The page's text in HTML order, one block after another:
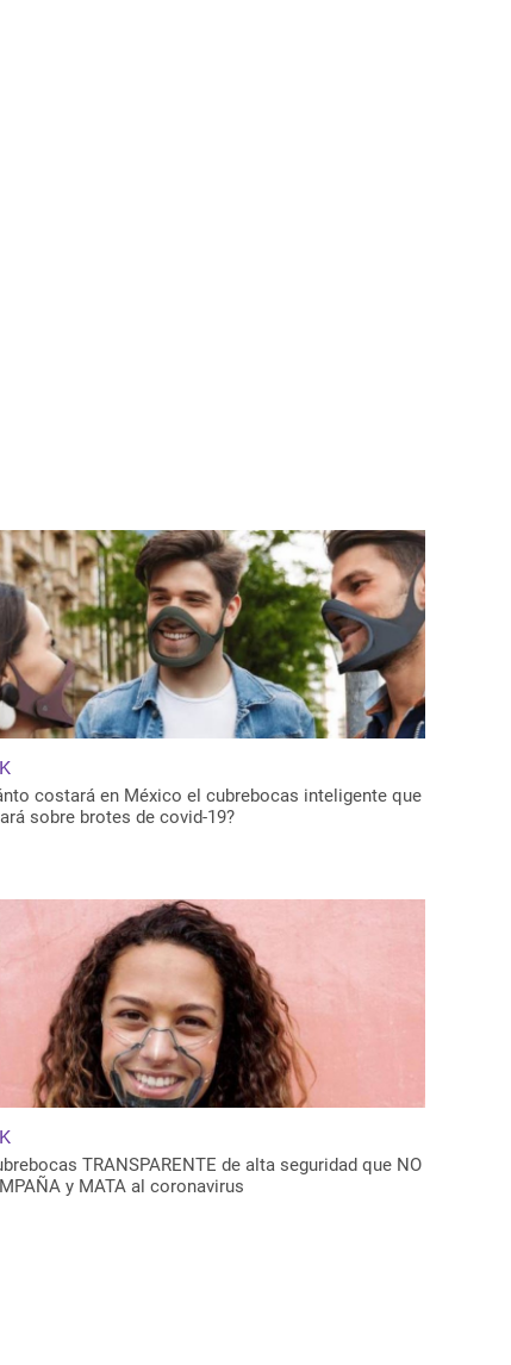
costará en México el cubrebocas inteligente que
sobre brotes de covid-19?
TRANSPARENTE de alta seguridad que NO
y MATA al coronavirus